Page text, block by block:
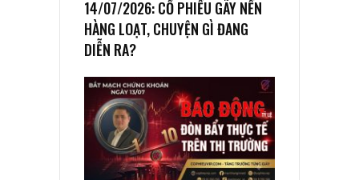
14/07/2026: CỔ PHIẾU GÃY NỀN
HÀNG LOẠT, CHUYỆN GÌ ĐANG
DIỄN RA?